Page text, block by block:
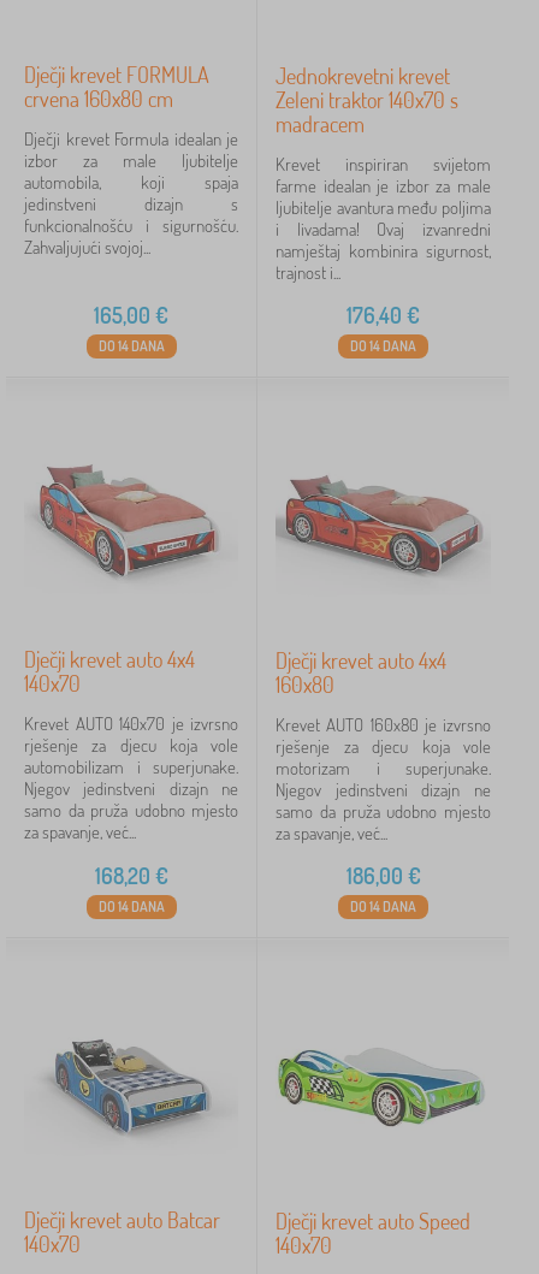
Dječji krevet FORMULA
crvena 160x80 cm
Dječji krevet Formula idealan je
izbor za male ljubitelje
automobila, koji spaja
jedinstveni dizajn s
funkcionalnošću i sigurnošću.
Zahvaljujući svojoj...
165,00 €
DO 14 DANA
Jednokrevetni krevet
Zeleni traktor 140x70 s
madracem
Krevet inspiriran svijetom
farme idealan je izbor za male
ljubitelje avantura među poljima
i livadama! Ovaj izvanredni
namještaj kombinira sigurnost,
trajnost i...
176,40 €
DO 14 DANA
Dječji krevet auto 4x4
140x70
Krevet AUTO 140x70 je izvrsno
rješenje za djecu koja vole
automobilizam i superjunake.
Njegov jedinstveni dizajn ne
samo da pruža udobno mjesto
za spavanje, već...
168,20 €
DO 14 DANA
Dječji krevet auto 4x4
160x80
Krevet AUTO 160x80 je izvrsno
rješenje za djecu koja vole
motorizam i superjunake.
Njegov jedinstveni dizajn ne
samo da pruža udobno mjesto
za spavanje, već...
186,00 €
DO 14 DANA
Dječji krevet auto Batcar
140x70
Dječji krevet auto Speed
140x70